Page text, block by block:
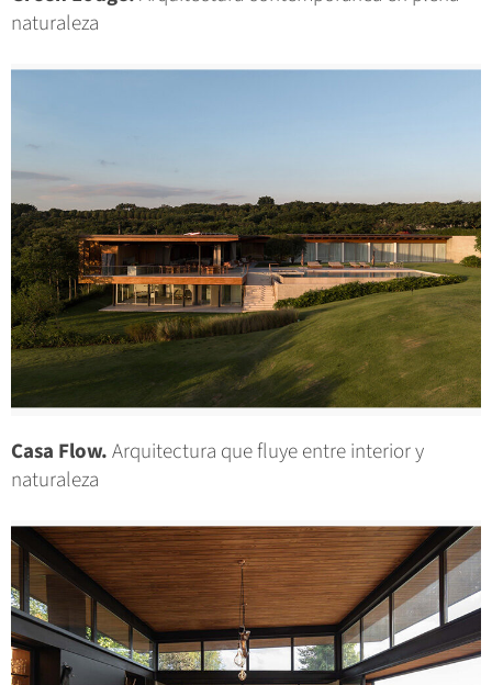
naturaleza
Casa Flow.Arquitectura que fluye entre interior y
naturaleza